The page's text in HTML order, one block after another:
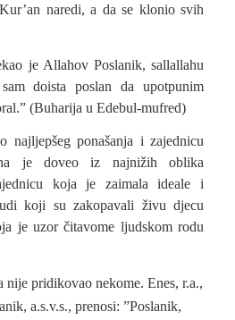
naredi, a da se klonio svih
je Allahov Poslanik, sallallahu
doista poslan da upotpunim
(Buharija u Edebul-mufred)
najljepšeg ponašanja i zajednicu
je doveo iz najnižih oblika
koja je zaimala ideale i
koji su zakopavali živu djecu
je uzor čitavome ljudskom rodu
nije pridikovao nekome. Enes, r.a.,
a.s.v.s., prenosi: ”Poslanik,